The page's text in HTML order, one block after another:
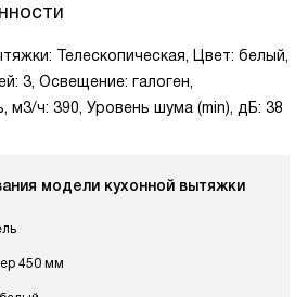
Телескопическая, Цвет: белый,
3, Освещение: галоген,
м3/ч: 390, Уровень шума (min), дБ: 38
модели кухонной вытяжки
450 мм